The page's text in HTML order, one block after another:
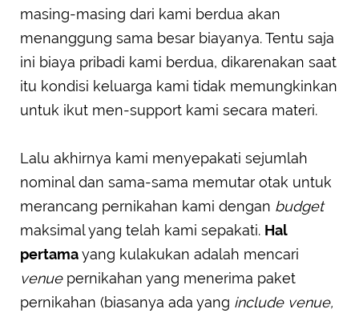
masing-masing dari kami berdua akan
menanggung sama besar biayanya. Tentu saja
ini biaya pribadi kami berdua, dikarenakan saat
itu kondisi keluarga kami tidak memungkinkan
untuk ikut men-support kami secara materi.
Lalu akhirnya kami menyepakati sejumlah
nominal dan sama-sama memutar otak untuk
merancang pernikahan kami dengan budget
maksimal yang telah kami sepakati. Hal
pertamayang kulakukan adalah mencari
venuepernikahan yang menerima paket
pernikahan (biasanya ada yang include venue,